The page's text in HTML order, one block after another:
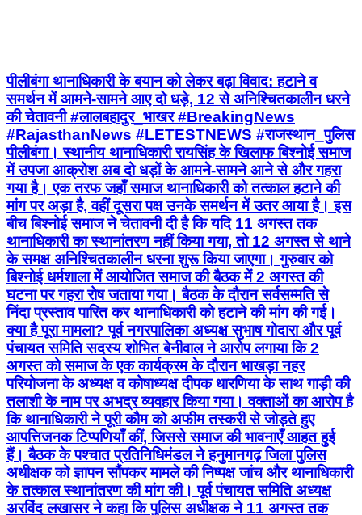
पीलीबंगा थानाधिकारी के बयान को लेकर बढ़ा विवाद: हटाने व
समर्थन में आमने-सामने आए दो धड़े, 12 से अनिश्चितकालीन धरने
की चेतावनी #लालबहादुर_भाखर #BreakingNews
#RajasthanNews #LETESTNEWS #राजस्थान_पुलिस
पीलीबंगा। स्थानीय थानाधिकारी रायसिंह के खिलाफ बिश्नोई समाज
में उपजा आक्रोश अब दो धड़ों के आमने-सामने आने से और गहरा
गया है। एक तरफ जहाँ समाज थानाधिकारी को तत्काल हटाने की
मांग पर अड़ा है, वहीं दूसरा पक्ष उनके समर्थन में उतर आया है। इस
बीच बिश्नोई समाज ने चेतावनी दी है कि यदि 11 अगस्त तक
थानाधिकारी का स्थानांतरण नहीं किया गया, तो 12 अगस्त से थाने
के समक्ष अनिश्चितकालीन धरना शुरू किया जाएगा। गुरुवार को
बिश्नोई धर्मशाला में आयोजित समाज की बैठक में 2 अगस्त की
घटना पर गहरा रोष जताया गया। बैठक के दौरान सर्वसम्मति से
निंदा प्रस्ताव पारित कर थानाधिकारी को हटाने की मांग की गई।
क्या है पूरा मामला? पूर्व नगरपालिका अध्यक्ष सुभाष गोदारा और पूर्व
पंचायत समिति सदस्य शोभित बेनीवाल ने आरोप लगाया कि 2
अगस्त को समाज के एक कार्यक्रम के दौरान भाखड़ा नहर
परियोजना के अध्यक्ष व कोषाध्यक्ष दीपक धारणिया के साथ गाड़ी की
तलाशी के नाम पर अभद्र व्यवहार किया गया। वक्ताओं का आरोप है
कि थानाधिकारी ने पूरी कौम को अफीम तस्करी से जोड़ते हुए
आपत्तिजनक टिप्पणियाँ कीं, जिससे समाज की भावनाएँ आहत हुई
हैं। बैठक के पश्चात प्रतिनिधिमंडल ने हनुमानगढ़ जिला पुलिस
अधीक्षक को ज्ञापन सौंपकर मामले की निष्पक्ष जांच और थानाधिकारी
के तत्काल स्थानांतरण की मांग की। पूर्व पंचायत समिति अध्यक्ष
अरविंद लखासर ने कहा कि पुलिस अधीक्षक ने 11 अगस्त तक